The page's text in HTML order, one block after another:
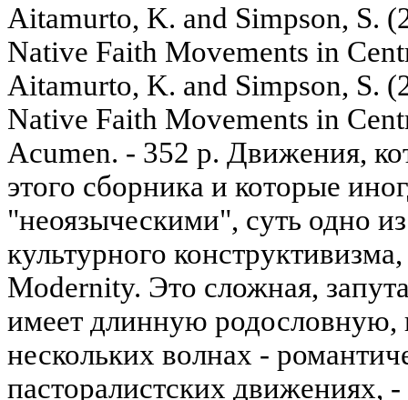
Aitamurto, K. and Simpson, S.
Native Faith Movements in
Aitamurto, K. and Simpson, S.
Native Faith Movements in
Acumen. - 352 p. Движения,
этого сборника и которые
"неоязыческими", суть одно
культурного
Modernity. Это сложная,
имеет длинную родословную,
нескольких волнах -
пасторалистских движениях,